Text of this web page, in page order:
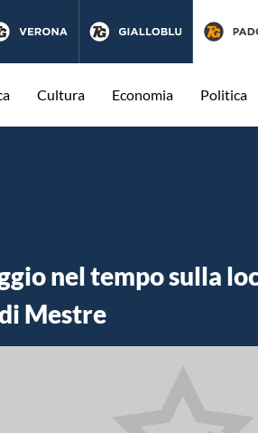
Cultura Economia Politica
nel tempo sulla
Mestre